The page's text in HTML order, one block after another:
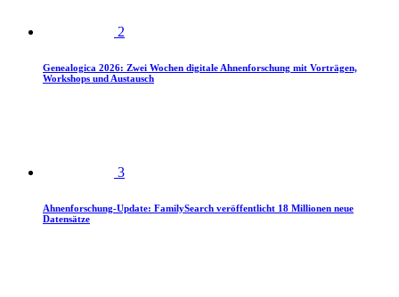
2
Genealogica 2026: Zwei Wochen digitale Ahnenforschung mit Vorträgen,
Workshops und Austausch
3
Ahnenforschung-Update: FamilySearch veröffentlicht 18 Millionen neue
Datensätze